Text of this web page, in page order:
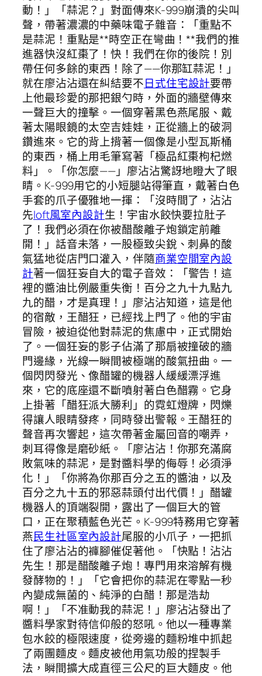
動！」「蒜泥？」對面傳來K-999崩潰的尖叫
聲，帶著濃濃的中藥味電子雜音：「重點不
是蒜泥！重點是**時空正在彎曲！**我們的推
進器快沒紅棗了！快！我們在你的後院！別
帶任何多餘的東西！除了——你那缸蒜泥！」
就在廖沾沾還在糾結要不日式住宅設計要帶
上他最珍愛的那把銀勺時，外面的牆壁傳來
一聲巨大的撞擊。一個穿著黑色燕尾服、戴
著太陽眼鏡的太空吉娃娃，正從牆上的破洞
鑽進來。它的背上揹著一個像是小型瓦斯桶
的東西，桶上用毛筆寫著「極品紅棗枸杞燃
料」。「你怎麼——」廖沾沾驚訝地瞪大了眼
睛。K-999用它的小短腿站得筆直，戴著白色
手套的爪子優雅地一揮：「沒時間了，沾沾
先loft風室內設計生！宇宙水餃快要拉肚子
了！我們必須在你被醋酸離子炮鎖定前離
開！」話音未落，一股極致尖銳、刺鼻的酸
氣猛地從店門口灌入，伴隨商業空間室內設
計著一個狂妄自大的電子音效：「警告！這
裡的醬油比例嚴重失衡！百分之九十九點九
九的醋，才是真理！」廖沾沾知道，這是他
的宿敵，王醋狂，已經找上門了。他的宇宙
冒險，被迫從他對蒜泥的焦慮中，正式開始
了。一個狂妄的影子佔滿了那扇被撞破的牆
門邊緣，光線一瞬間被極端的酸氣扭曲。一
個閃閃發光、像醋罐的機器人緩緩漂浮進
來，它的底座還不斷噴射著白色醋霧。它身
上掛著「醋狂派大勝利」的霓虹燈牌，閃爍
得讓人眼睛發疼，同時發出警報。王醋狂的
聲音再次響起，這次帶著金屬回音的嘲弄，
刺耳得像是磨砂紙。「廖沾沾！你那充滿腐
敗氣味的蒜泥，是對醬料學的侮辱！必須淨
化！」「你將為你那百分之五的醬油，以及
百分之九十五的邪惡蒜頭付出代價！」醋罐
機器人的頂端裂開，露出了一個巨大的管
口，正在聚積藍色光芒。K-999特務用它穿著
燕民生社區室內設計尾服的小爪子，一把抓
住了廖沾沾的褲腳催促著他。「快點！沾沾
先生！那是醋酸離子炮！專門用來溶解有機
發酵物的！」「它會把你的蒜泥在零點一秒
內變成無菌的、純淨的白醋！那是浩劫
啊！」「不准動我的蒜泥！」廖沾沾發出了
醬料學家對待信仰般的怒吼。他以一種專業
包水餃的極限速度，從旁邊的麵粉堆中抓起
了兩團麵皮。麵皮被他用氣功般的捏製手
法，瞬間擴大成直徑三公尺的巨大麵皮。他